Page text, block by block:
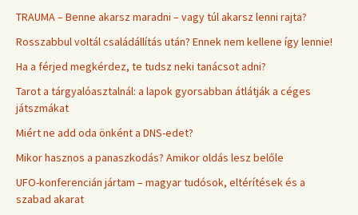
TRAUMA – Benne akarsz maradni – vagy túl akarsz lenni rajta?
Rosszabbul voltál családállítás után? Ennek nem kellene így lennie!
Ha a férjed megkérdez, te tudsz neki tanácsot adni?
Tarot a tárgyalóasztalnál: a lapok gyorsabban átlátják a céges
játszmákat
Miért ne add oda önként a DNS-edet?
Mikor hasznos a panaszkodás? Amikor oldás lesz belőle
UFO-konferencián jártam – magyar tudósok, eltérítések és a
szabad akarat